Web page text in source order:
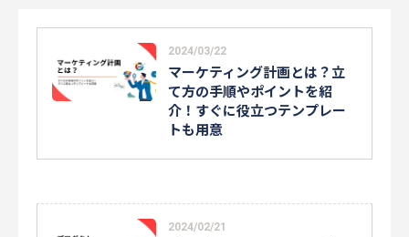
2024/03/22
マーケティング計画とは？立
て方の手順やポイントを紹
介！すぐに役立つテンプレー
トも用意
2024/02/21